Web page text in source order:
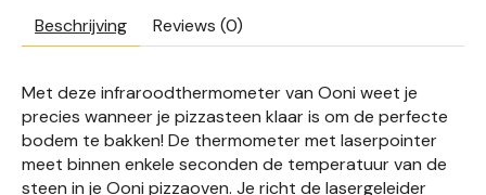
Beschrijving Reviews (0)
Met deze infraroodthermometer van Ooni weet je
precies wanneer je pizzasteen klaar is om de perfecte
bodem te bakken! De thermometer met laserpointer
meet binnen enkele seconden de temperatuur van de
steen in je Ooni pizzaoven. Je richt de lasergeleider